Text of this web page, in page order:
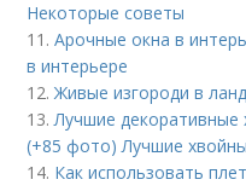
Некоторые советы
11.Арочные окна в
в интерьере
12.Живые изгороди в
13.Лучшие декоративные
(+85 фото) Лучшие
14. Как использовать